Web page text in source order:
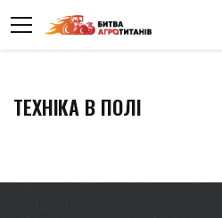
ТЕХНІКА В ПОЛІ